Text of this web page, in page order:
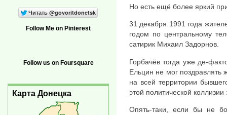
Но есть ещё более яркий
31 декабря 1991 года
годом по центральному
сатирик Михаил Задорнов.
Горбачёв тогда уже де-
Ельцин не мог поздравлять
на всей территории
этой политической
Опять-таки, если бы не
Follow Me on Pinterest
Follow us on Foursquare
Карта Донецка